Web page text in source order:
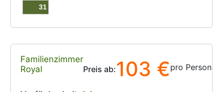
31
Familienzimmer
Royal
Preis ab:103 €pro Person